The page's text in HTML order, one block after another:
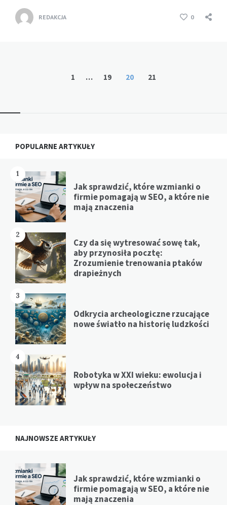
REDAKCJA 0
Stronicowanie
1 … 19 20 21
Widgets
POPULARNE ARTYKUŁY
1
Jak sprawdzić, które wzmianki o
firmie pomagają w SEO, a które nie
mają znaczenia
2
Czy da się wytresować sowę tak,
aby przynosiła pocztę:
Zrozumienie trenowania ptaków
drapieżnych
3
Odkrycia archeologiczne rzucające
nowe światło na historię ludzkości
4
Robotyka w XXI wieku: ewolucja i
wpływ na społeczeństwo
NAJNOWSZE ARTYKUŁY
Jak sprawdzić, które wzmianki o
firmie pomagają w SEO, a które nie
mają znaczenia